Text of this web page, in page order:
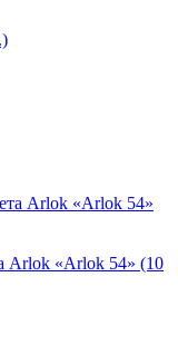
Arlok «Arlok 54» (10